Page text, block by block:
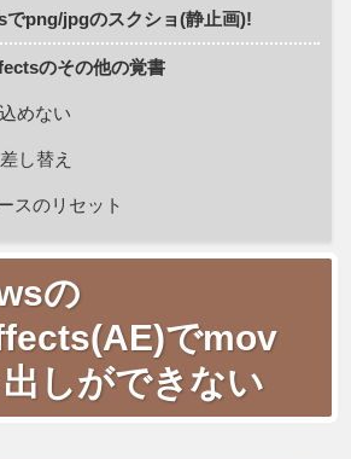
png/jpgのスクショ(静止画)!
のその他の覚書
めない
し替え
スのリセット
の
でmov
しができない